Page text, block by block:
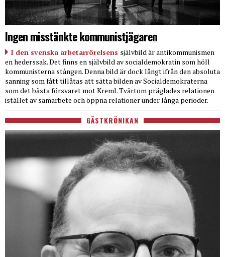
Ingen misstänkte kommunistjägaren
I den svenska arbetarrörelsens självbild är antikommunismen
en hederssak. Det finns en självbild av socialdemokratin som höll
kommunisterna stången. Denna bild är dock långt ifrån den absoluta
sanning som fått tillåtas att sätta bilden av Socialdemokraterna
som det bästa försvaret mot Kreml. Tvärtom präglades relationen
istället av samarbete och öppna relationer under långa perioder.
GÄSTKRÖNIKAN